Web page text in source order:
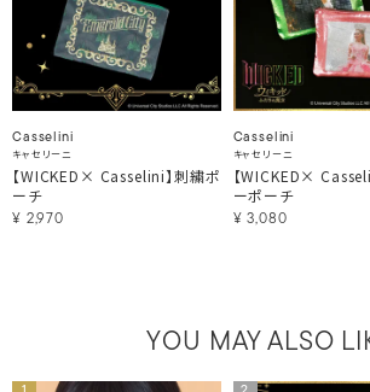
Casselini
キャセリーニ
【WICKED× Casselini】刺繍ポ
ーチ
¥ 2,970
Casselini
キャセリーニ
【WICKED×
ーポーチ
¥ 3,080
YOU MAY ALSO